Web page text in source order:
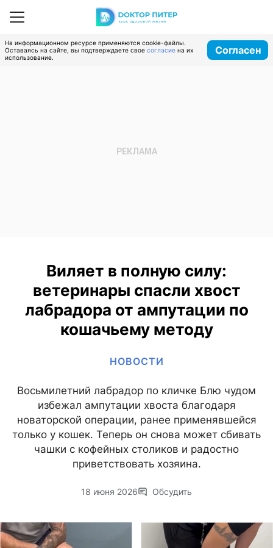
На информационном ресурсе применяются cookie-файлы.
Оставаясь на сайте, вы подтверждаете свое согласие на их
использование.
Согласен
Виляет в полную силу:
ветеринары спасли хвост
лабрадора от ампутации по
кошачьему методу
НОВОСТИ
Восьмилетний лабрадор по кличке Блю чудом
избежал ампутации хвоста благодаря
новаторской операции, ранее применявшейся
только у кошек. Теперь он снова может сбивать
чашки с кофейных столиков и радостно
приветствовать хозяина.
18 июня 2026 Обсудить